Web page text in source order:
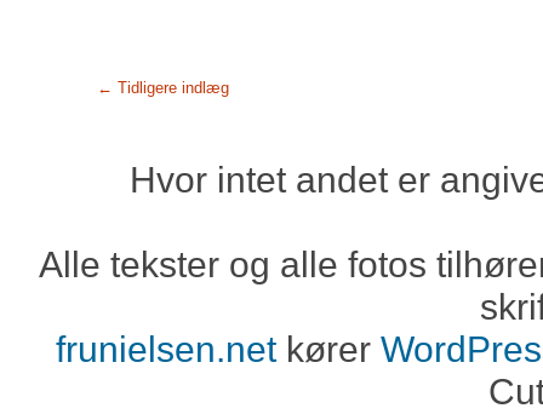
← Tidligere indlæg
Hvor intet andet er
Alle tekster og alle fotos
frunielsen.netkører